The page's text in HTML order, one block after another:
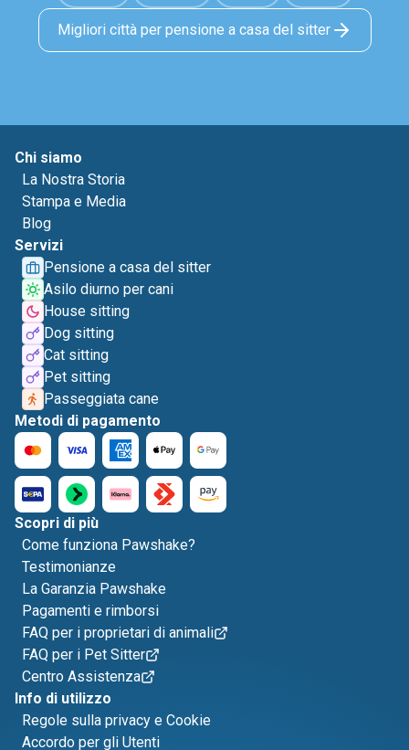
Migliori città per pensione a casa del sitter
Chi siamo
La Nostra Storia
Stampa e Media
Blog
Servizi
Pensione a casa del sitter
Asilo diurno per cani
House sitting
Dog sitting
Cat sitting
Pet sitting
Passeggiata cane
Metodi di pagamento
Scopri di più
Come funziona Pawshake?
Testimonianze
La Garanzia Pawshake
Pagamenti e rimborsi
FAQ per i proprietari di animali
FAQ per i Pet Sitter
Centro Assistenza
Info di utilizzo
Regole sulla privacy e Cookie
Accordo per gli Utenti